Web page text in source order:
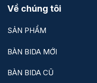
Về chúng tôi
SẢN PHẨM
BÀN BIDA MỚI
BÀN BIDA CŨ